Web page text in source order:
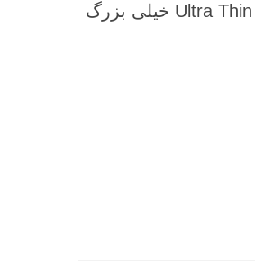
پک نوار بهداشتی بالدار خیلی نازک مشبک مای لیدی مدل Ultra Thin خیلی بزرگ